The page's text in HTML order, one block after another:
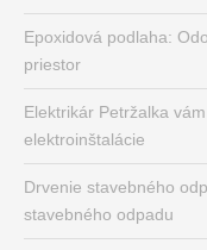
Epoxidová podlaha:
priestor
Elektrikár Petržalka
elektroinštalácie
Drvenie stavebného
stavebného odpadu